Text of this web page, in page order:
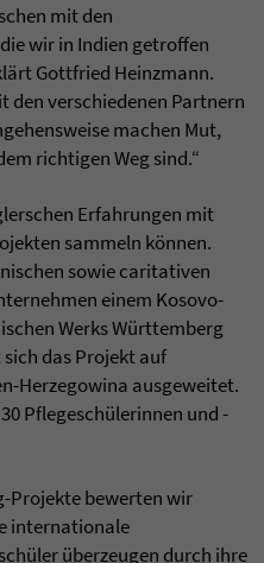
mit den
wir in Indien getroffen
Gottfried Heinzmann.
den verschiedenen Partnern
machen Mut,
richtigen Weg sind.“
Erfahrungen mit
sammeln können.
sowie caritativen
einem Kosovo-
Werks Württemberg
das Projekt auf
Herzegowina ausgeweitet.
Pflegeschülerinnen und -
Projekte bewerten wir
internationale
überzeugen durch ihre